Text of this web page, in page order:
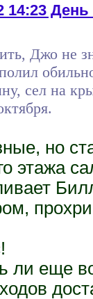
14:23 День
Джо не
сел на
но
этажа
ли еще